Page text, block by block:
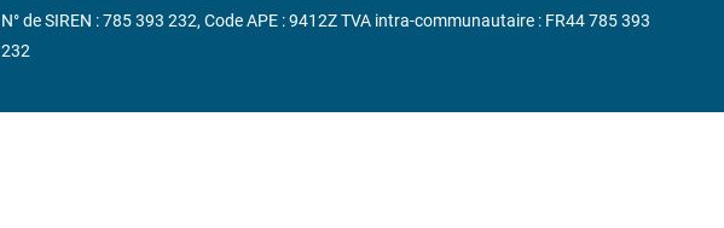
N° de SIREN : 785 393 232, Code APE : 9412Z TVA intra-communautaire : FR44 785 393
232